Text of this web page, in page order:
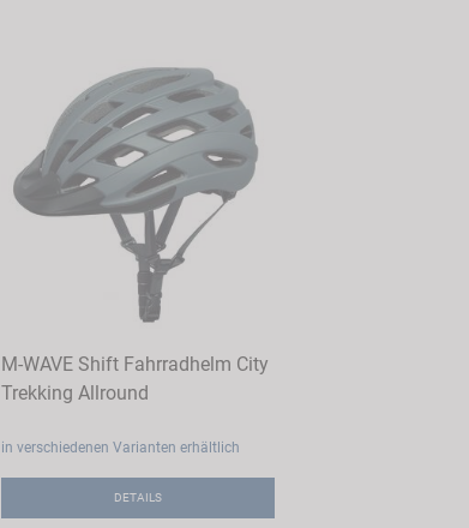
M-WAVE Shift Fahrradhelm City
Trekking Allround
in verschiedenen Varianten erhältlich
DETAILS